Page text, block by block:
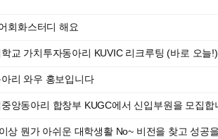
회화스터디 해요
교 가치투자동아리 KUVIC 리크루팅 (바로 오늘!)
리 와우 홍보입니다
중앙동아리 합창부 KUGC에서 신입부원을 모집
상 뭔가 아쉬운 대학생활 No~ 비전을 찾고 성공